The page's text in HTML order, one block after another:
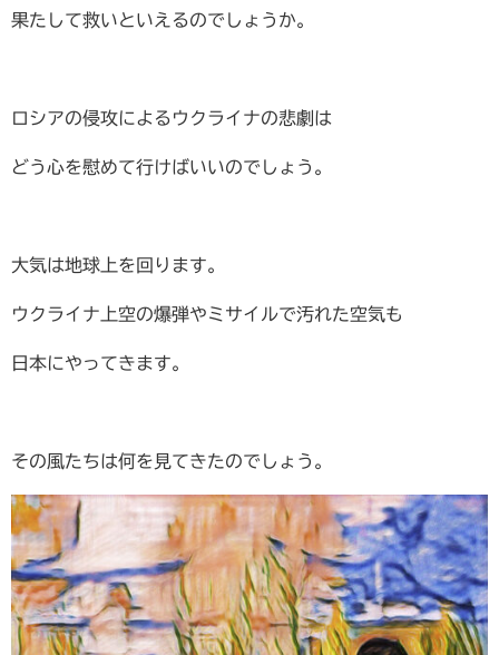
果たして救いといえるのでしょうか。
ロシアの侵攻によるウクライナの悲劇は
どう心を慰めて行けばいいのでしょう。
大気は地球上を回ります。
ウクライナ上空の爆弾やミサイルで汚れた空気も
日本にやってきます。
その風たちは何を見てきたのでしょう。